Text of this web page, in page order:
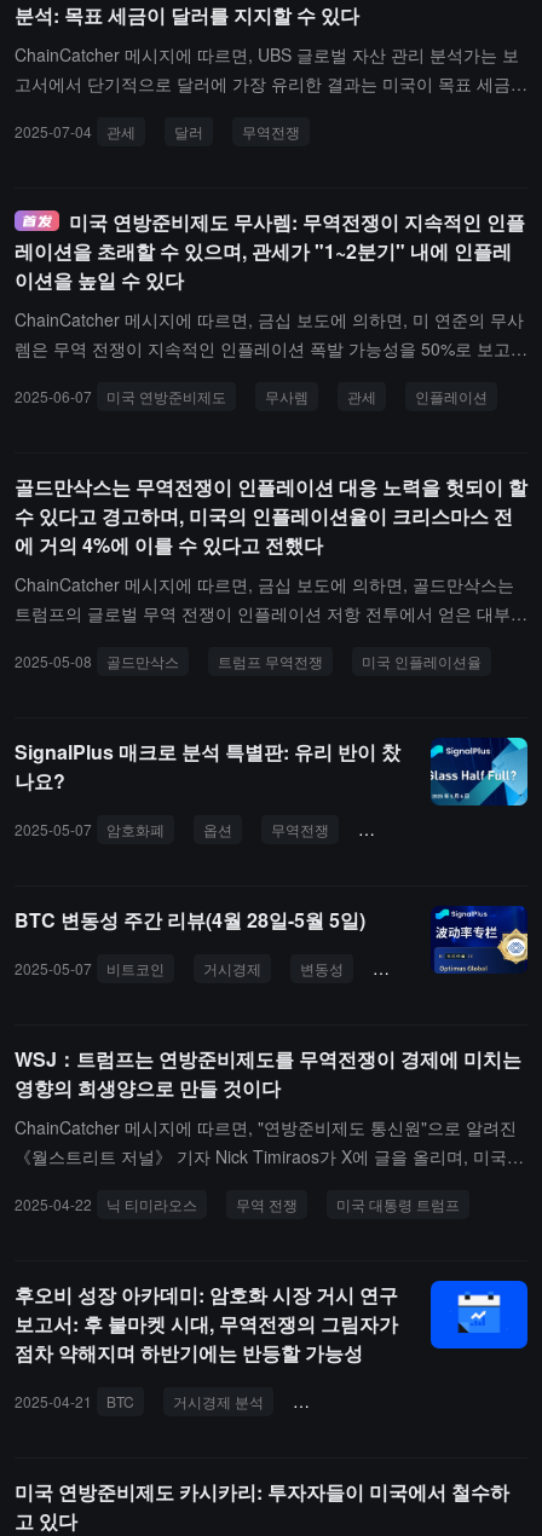
易战担忧对市场情绪影响最大，但包括韩国综合股价指数（KOSPI）
在内的其他风险资产却表现持平甚至上涨。这表明加密市场存在明显
的自身疲软因素，投资者更倾向于配置其他风险资产。在多数市场上
분석: 목표 세금이 달러를 지지할 수 있다
ChainCatcher 메시지에 따르면, UBS 글로벌 자산 관리 분석가는 보
고서에서 단기적으로 달러에 가장 유리한 결과는 미국이 목표 세금을
일에 더 높은 상응 세금을 재부과하는 마감일이 다가오고 있습니다.
는 세금 유예를 연장할 것이라고 말했습니다. 무역 전쟁에서 개별 국
가를 겨냥하는 것은 종종 달러를 강세로 만들고, 광범위한 세금은 일
반적으로 달러를 약세로 만들 수 있습니다. (금십)
2025-07-04 관세 달러 무역전쟁
미국 연방준비제도 무사렘: 무역전쟁이 지속적인 인플
레이션을 초래할 수 있으며, 관세가 "1~2분기" 내에 인플레
이션을 높일 수 있다
ChainCatcher 메시지에 따르면, 금십 보도에 의하면, 미 연준의 무사
렘은 무역 전쟁이 지속적인 인플레이션 폭발 가능성을 50%로 보고
있습니다.
2025-06-07 미국 연방준비제도 무사렘 관세 인플레이션
골드만삭스는 무역전쟁이 인플레이션 대응 노력을 헛되이 할
수 있다고 경고하며, 미국의 인플레이션율이 크리스마스 전
에 거의 4%에 이를 수 있다고 전했다
ChainCatcher 메시지에 따르면, 금십 보도에 의하면, 골드만삭스는
트럼프의 글로벌 무역 전쟁이 인플레이션 저항 전투에서 얻은 대부분
보고서에서 고객에게 높은 관세와 달러 약세의 해로운 조합으로 인해
3월의 2.6%에서 12월의 3.8%로 가속될 것으로 예상됩니다. 이는 연
준이 선호하는 PCE 가격 지수를 기준으로 합니다.골드만삭스는 물가
당시 미국은 최대 규모의 관세를 발표하지 않았습니다. 연준은 12월
골드만삭스가 핵심 상품 인플레이션 연율이 3월의 0.4%에서 12월의
6.3%로 급등할 것으로 예상하고 있다는 점입니다. 12월까지 중고차
(+8.3%), 가전제품(+7.8%), 비디오/오디오/컴퓨터(+7.7%), 보석/시계
2025-05-08 골드만삭스 트럼프 무역전쟁 미국 인플레이션율
SignalPlus 매크로 분석 특별판: 유리 반이 찼
나요?
2025-05-07 암호화폐 옵션 무역전쟁 거시경제
BTC 변동성 주간 리뷰(4월 28일-5월 5일)
2025-05-07 비트코인 거시경제 변동성 무역전쟁 미국 주식
WSJ：트럼프는 연방준비제도를 무역전쟁이 경제에 미치는
영향의 희생양으로 만들 것이다
ChainCatcher 메시지에 따르면, "연방준비제도 통신원"으로 알려진
《월스트리트 저널》 기자 Nick Timiraos가 X에 글을 올리며, 미국
비제도가 신속하게 금리를 인하하지 않으면 그 책임을 연방준비제도
2025-04-22 닉 티미라오스 무역 전쟁 미국 대통령 트럼프
후오비 성장 아카데미: 암호화 시장 거시 연구
보고서: 후 불마켓 시대, 무역전쟁의 그림자가
점차 약해지며 하반기에는 반등할 가능성​
2025-04-21 BTC 거시경제 분석 국경 간 무역
미국 연방준비제도 카시카리: 투자자들이 미국에서 철수하
고 있다